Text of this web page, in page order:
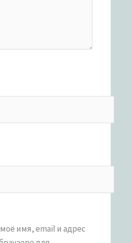
имя, email и адрес